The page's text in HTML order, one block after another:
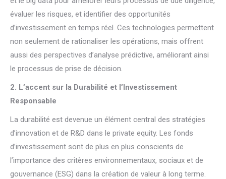
évaluer les risques, et identifier des opportunités
d’investissement en temps réel. Ces technologies permettent
non seulement de rationaliser les opérations, mais offrent
aussi des perspectives d’analyse prédictive, améliorant ainsi
le processus de prise de décision.
2. L’accent sur la Durabilité et l’Investissement
Responsable
La durabilité est devenue un élément central des stratégies
d’innovation et de R&D dans le private equity. Les fonds
d’investissement sont de plus en plus conscients de
l’importance des critères environnementaux, sociaux et de
gouvernance (ESG) dans la création de valeur à long terme.